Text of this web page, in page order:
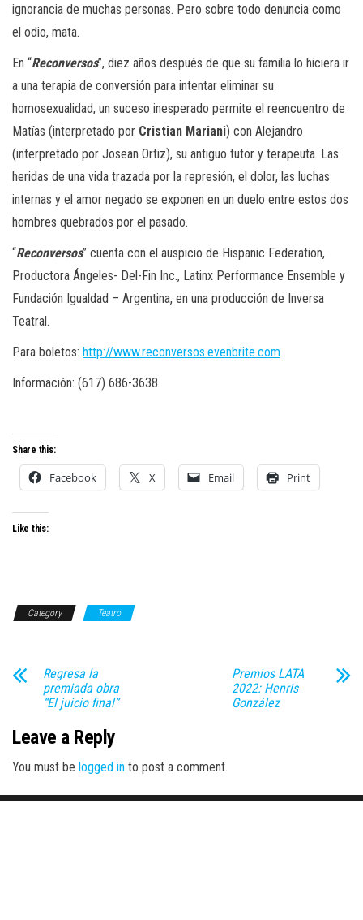
ignorancia de muchas personas. Pero sobre todo denuncia como
el odio, mata.
En “Reconversos”, diez años después de que su familia lo hiciera ir
a una terapia de conversión para intentar eliminar su
homosexualidad, un suceso inesperado permite el reencuentro de
Matías (interpretado por Cristian Mariani) con Alejandro
(interpretado por Josean Ortiz), su antiguo tutor y terapeuta. Las
heridas de una vida trazada por la represión, el dolor, las luchas
internas y el amor negado se exponen en un duelo entre estos dos
hombres quebrados por el pasado.
“Reconversos” cuenta con el auspicio de Hispanic Federation,
Productora Ángeles- Del-Fin Inc., Latinx Performance Ensemble y
Fundación Igualdad – Argentina, en una producción de Inversa
Teatral.
Para boletos: http://www.reconversos.evenbrite.com
Información: (617) 686-3638
Share this:
Facebook X Email Print
Like this:
Category Teatro
Regresa la
premiada obra
“El juicio final”
Premios LATA
2022: Henris
González
Leave a Reply
You must be logged in to post a comment.